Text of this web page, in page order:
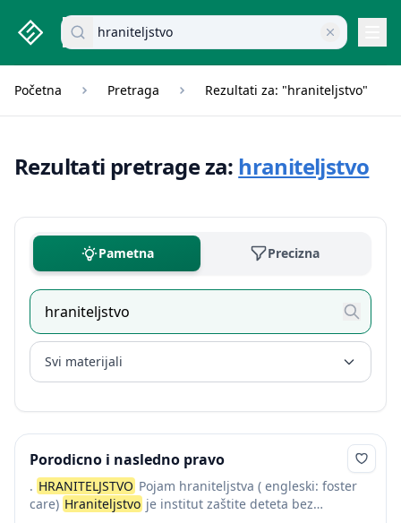
studenti.rs home page
Pretraži dokumente
Početna Pretraga Rezultati za: "hraniteljstvo"
Rezultati pretrage za: hraniteljstvo
Pametna Precizna
Svi materijali
Porodicno i nasledno pravo
. HRANITELJSTVO Pojam hraniteljstva ( engleski: foster
care) Hraniteljstvo je institut zaštite deteta bez